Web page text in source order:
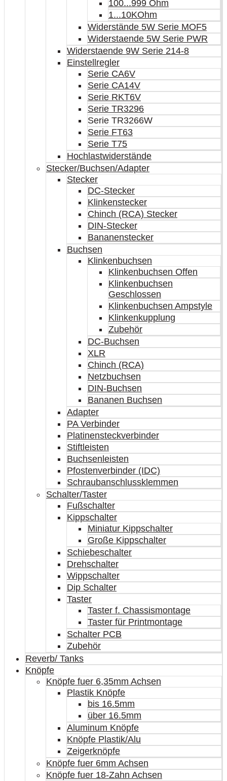
100...999 Ohm
1...10KOhm
Widerstände 5W Serie MOF5
Widerstaende 5W Serie PWR
Widerstaende 9W Serie 214-8
Einstellregler
Serie CA6V
Serie CA14V
Serie RKT6V
Serie TR3296
Serie TR3266W
Serie FT63
Serie T75
Hochlastwiderstände
Stecker/Buchsen/Adapter
Stecker
DC-Stecker
Klinkenstecker
Chinch (RCA) Stecker
DIN-Stecker
Bananenstecker
Buchsen
Klinkenbuchsen
Klinkenbuchsen Offen
Klinkenbuchsen
Geschlossen
Klinkenbuchsen Ampstyle
Klinkenkupplung
Zubehör
DC-Buchsen
XLR
Chinch (RCA)
Netzbuchsen
DIN-Buchsen
Bananen Buchsen
Adapter
PA Verbinder
Platinensteckverbinder
Stiftleisten
Buchsenleisten
Pfostenverbinder (IDC)
Schraubanschlussklemmen
Schalter/Taster
Fußschalter
Kippschalter
Miniatur Kippschalter
Große Kippschalter
Schiebeschalter
Drehschalter
Wippschalter
Dip Schalter
Taster
Taster f. Chassismontage
Taster für Printmontage
Schalter PCB
Zubehör
Reverb/ Tanks
Knöpfe
Knöpfe fuer 6,35mm Achsen
Plastik Knöpfe
bis 16.5mm
über 16.5mm
Aluminum Knöpfe
Knöpfe Plastik/Alu
Zeigerknöpfe
Knöpfe fuer 6mm Achsen
Knöpfe fuer 18-Zahn Achsen